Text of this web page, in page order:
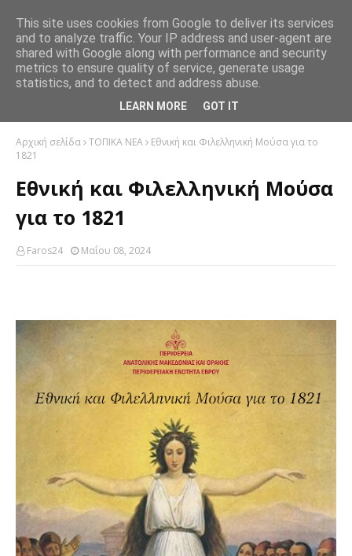
Αρχική σελίδα ΤΟΠΙΚΑ ΝΕΑ
Εθνική και Φιλελληνική Μούσα για το
1821
Εθνική και Φιλελληνική Μούσα
για το 1821
Faros24 Μαΐου 08, 2024
This site uses cookies from Google to deliver its services
and to analyze traffic. Your IP address and user-agent are
shared with Google along with performance and security
metrics to ensure quality of service, generate usage
statistics, and to detect and address abuse.
LEARN MORE GOT IT